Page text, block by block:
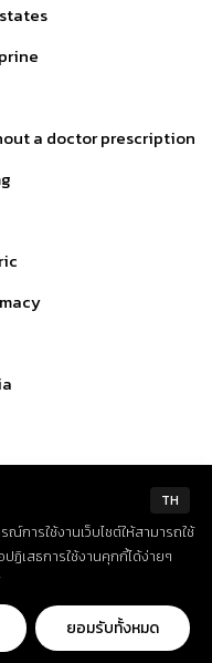
a doctor prescription
TH
ณ์การใช้งานเว็บไซต์ให้สามารถใช้
เสธการใช้งานคุกกี้ได้ง่ายๆ
ยอมรับทั้งหมด